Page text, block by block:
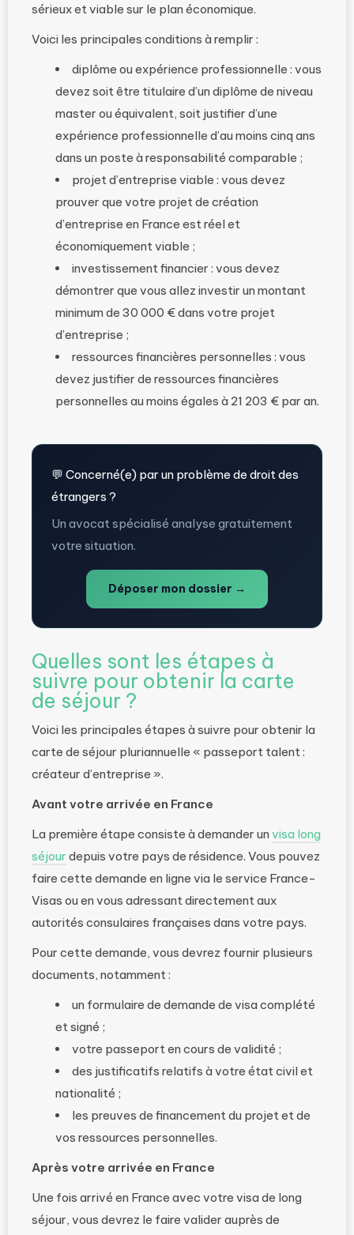
sérieux et viable sur le plan économique.
Voici les principales conditions à remplir :
diplôme ou expérience professionnelle : vous
devez soit être titulaire d’un diplôme de niveau
master ou équivalent, soit justifier d’une
expérience professionnelle d’au moins cinq ans
dans un poste à responsabilité comparable ;
projet d’entreprise viable : vous devez
prouver que votre projet de création
d’entreprise en France est réel et
économiquement viable ;
investissement financier : vous devez
démontrer que vous allez investir un montant
minimum de 30 000 € dans votre projet
d’entreprise ;
ressources financières personnelles : vous
devez justifier de ressources financières
personnelles au moins égales à 21 203 € par an.
💬 Concerné(e) par un problème de droit des
étrangers ?
Un avocat spécialisé analyse gratuitement
votre situation.
Déposer mon dossier →
Quelles sont les étapes à
suivre pour obtenir la carte
de séjour ?
Voici les principales étapes à suivre pour obtenir la
carte de séjour pluriannuelle « passeport talent :
créateur d’entreprise ».
Avant votre arrivée en France
La première étape consiste à demander un visa long
séjour depuis votre pays de résidence. Vous pouvez
faire cette demande en ligne via le service France-
Visas ou en vous adressant directement aux
autorités consulaires françaises dans votre pays.
Pour cette demande, vous devrez fournir plusieurs
documents, notamment :
un formulaire de demande de visa complété
et signé ;
votre passeport en cours de validité ;
des justificatifs relatifs à votre état civil et
nationalité ;
les preuves de financement du projet et de
vos ressources personnelles.
Après votre arrivée en France
Une fois arrivé en France avec votre visa de long
séjour, vous devrez le faire valider auprès de